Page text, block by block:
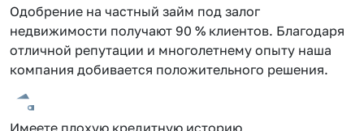
Одобрение на частный займ под залог
недвижимости получают 90 % клиентов. Благодаря
отличной репутации и многолетнему опыту наша
компания добивается положительного решения.
Имеете плохую кредитную историю